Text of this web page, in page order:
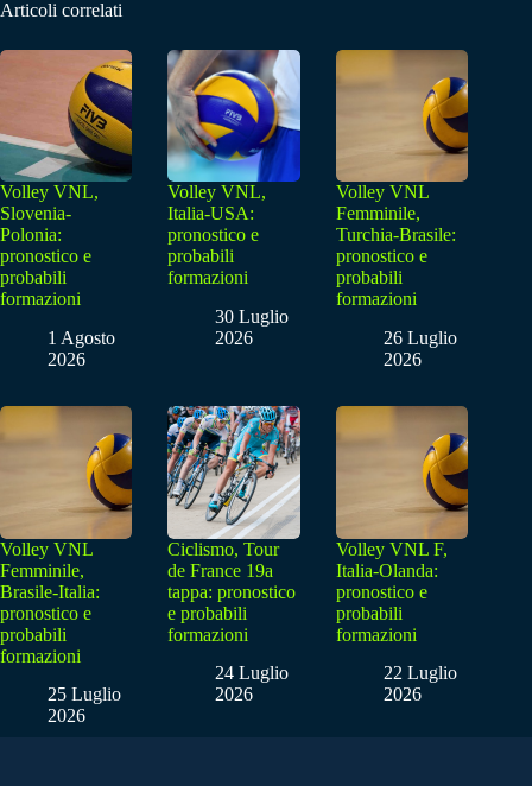
Articoli correlati
Volley VNL,
Slovenia-
Polonia:
pronostico e
probabili
formazioni
1 Agosto
2026
Volley VNL,
Italia-USA:
pronostico e
probabili
formazioni
30 Luglio
2026
Volley VNL
Femminile,
Turchia-Brasile:
pronostico e
probabili
formazioni
26 Luglio
2026
Volley VNL
Femminile,
Brasile-Italia:
pronostico e
probabili
formazioni
25 Luglio
2026
Ciclismo, Tour
de France 19a
tappa: pronostico
e probabili
formazioni
24 Luglio
2026
Volley VNL F,
Italia-Olanda:
pronostico e
probabili
formazioni
22 Luglio
2026